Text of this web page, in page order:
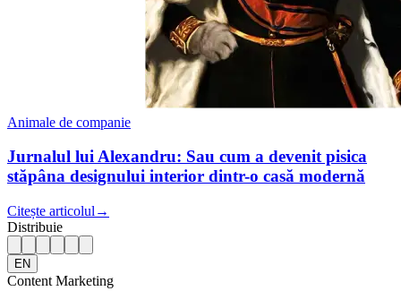
Animale de companie
Jurnalul lui Alexandru: Sau cum a devenit pisica
stăpâna designului interior dintr-o casă modernă
Citește articolul →
Distribuie
EN
Content Marketing